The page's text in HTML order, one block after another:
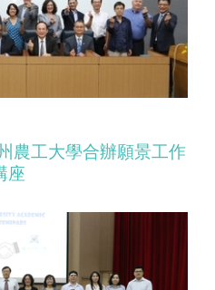
農工大學合辦願景工作
座